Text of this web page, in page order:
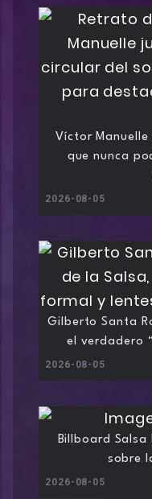
Víctor
que nunca
2026-08-05
Gilberto Santa
el verdadero
2026-08-05
Billboard Salsa
sobre
2026-08-05